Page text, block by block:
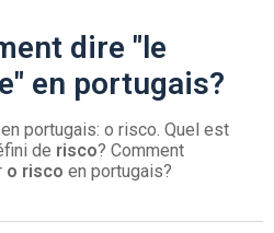
dire "le
en portugais?
en portugais: o risco. Quel est
de risco? Comment
o risco en portugais?